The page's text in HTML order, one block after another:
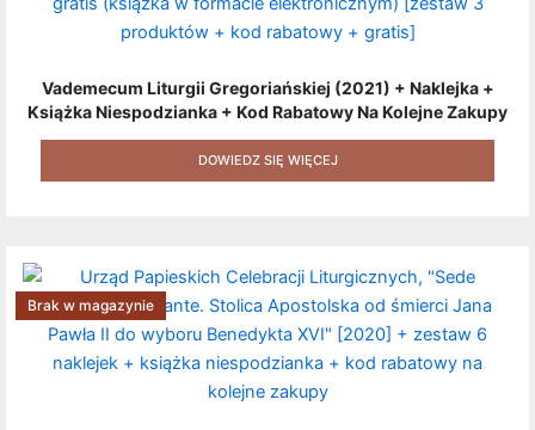
Vademecum Liturgii Gregoriańskiej (2021) + Naklejka +
Książka Niespodzianka + Kod Rabatowy Na Kolejne Zakupy
+ Gratis (książka W Formacie Elektronicznym) [zestaw 3
Produktów + Kod Rabatowy + Gratis]
DOWIEDZ SIĘ WIĘCEJ
Brak w magazynie